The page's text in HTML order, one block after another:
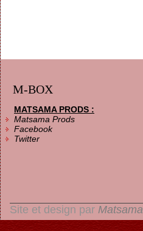
M-BOX
MATSAMA PRODS :
Matsama Prods
Facebook
Twitter
Site et design par Matsama